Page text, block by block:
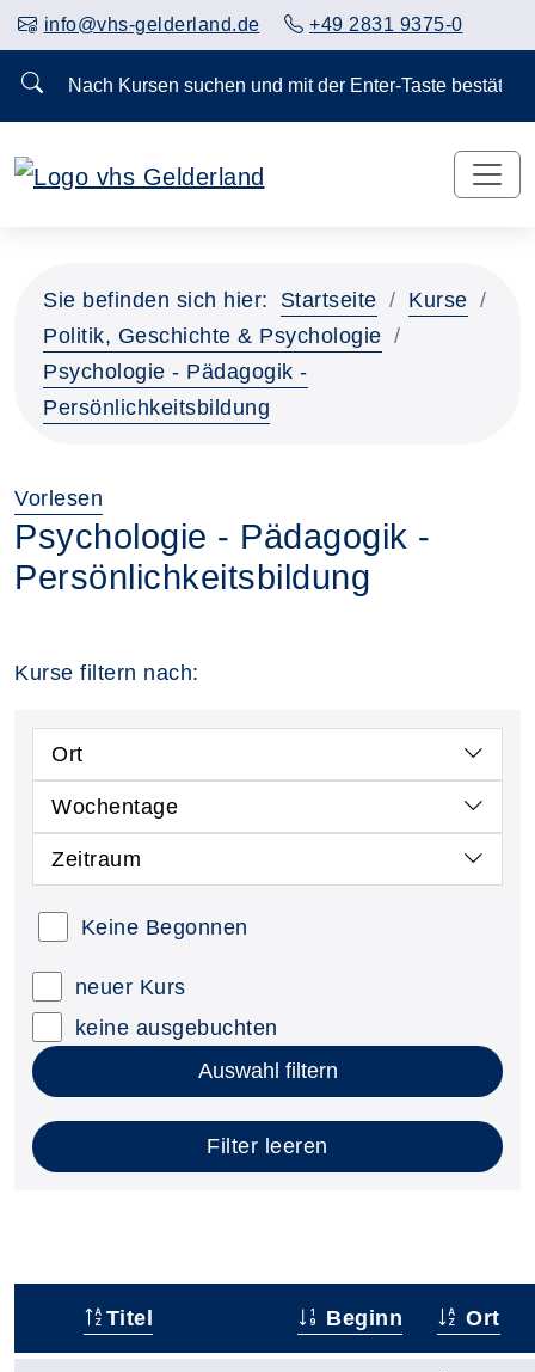
info@vhs-gelderland.de +49 2831 9375-0
Nach Kursen suchen und mit der Enter-Taste
Sie befinden sich hier: Startseite
Kurse
Politik, Geschichte & Psychologie
Psychologie - Pädagogik -
Persönlichkeitsbildung
Vorlesen
Psychologie - Pädagogik -
Persönlichkeitsbildung
Kurse filtern nach:
Ort
Wochentage
Zeitraum
Keine Begonnen
neuer Kurs
keine ausgebuchten
Auswahl filtern
Filter leeren
Titel Beginn Ort